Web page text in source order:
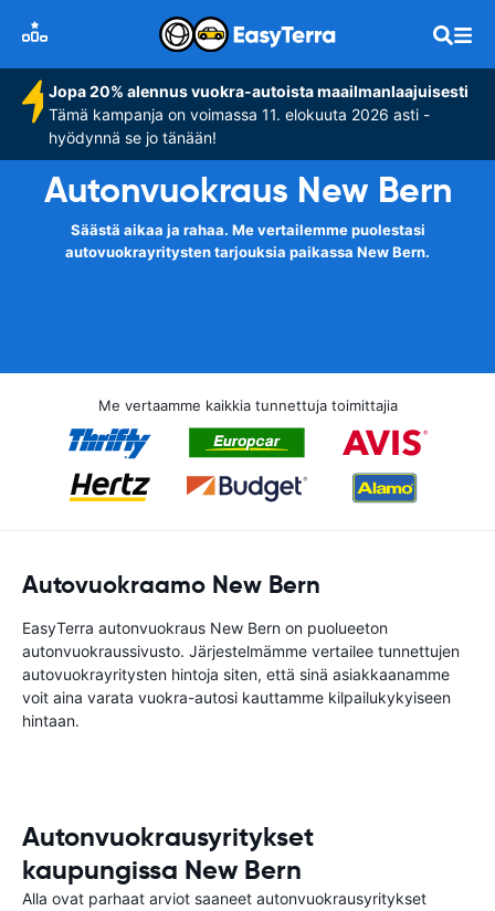
Jopa 20% alennus vuokra-autoista maailmanlaajuisesti
Tämä kampanja on voimassa 11. elokuuta 2026 asti -
hyödynnä se jo tänään!
Autonvuokraus New Bern
Säästä aikaa ja rahaa. Me vertailemme puolestasi
autovuokrayritysten tarjouksia paikassa New Bern.
Me vertaamme kaikkia tunnettuja toimittajia
Autovuokraamo New Bern
EasyTerra autonvuokraus New Bern on puolueeton
autonvuokraussivusto. Järjestelmämme vertailee tunnettujen
autovuokrayritysten hintoja siten, että sinä asiakkaanamme
voit aina varata vuokra-autosi kauttamme kilpailukykyiseen
hintaan.
Autonvuokrausyritykset
kaupungissa New Bern
Alla ovat parhaat arviot saaneet autonvuokrausyritykset